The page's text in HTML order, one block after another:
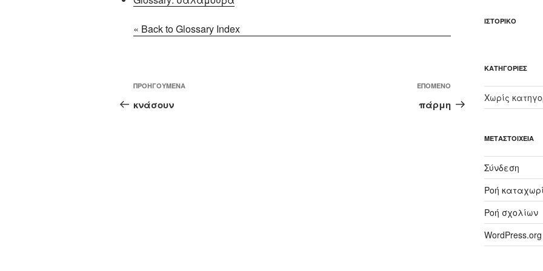
« Back to Glossary Index
Πλοήγηση
άρθρων
Προηγούμενο
άρθρο
ΠΡΟΗΓΟΎΜΕΝΑ
κνάσουν
Επόμενο
άρθρο
ΕΠΌΜΕΝΟ
πάρμη
ΙΣΤΟΡΙΚΌ
KΑΤΗΓΟΡΊΕΣ
Χωρίς
ΜΕΤΑΣΤΟΙΧΕΊΑ
Σύνδεση
Ροή
Ροή σχολίων
WordPress.org